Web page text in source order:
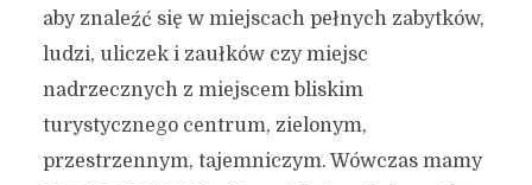
aby znaleźć się w miejscach pełnych zabytków,
ludzi, uliczek i zaułków czy miejsc
nadrzecznych z miejscem bliskim
turystycznego centrum, zielonym,
przestrzennym, tajemniczym. Wówczas mamy